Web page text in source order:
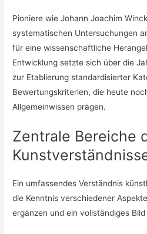
Pioniere wie Johann Joachim
systematischen Untersuchungen
für eine wissenschaftliche
Entwicklung setzte sich über die
zur Etablierung standardisierter
Bewertungskriterien, die heute
Allgemeinwissen prägen.
Zentrale Bereiche
Ein umfassendes Verständnis
die Kenntnis verschiedener
ergänzen und ein vollständiges